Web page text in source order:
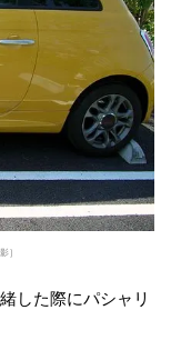
］
した際にパシャリ